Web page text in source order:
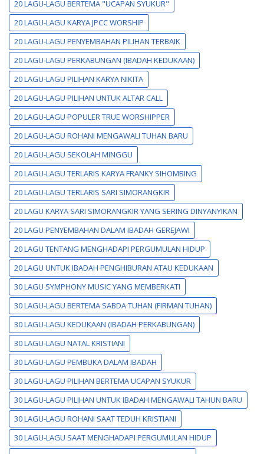
20 LAGU-LAGU BERTEMA "UCAPAN SYUKUR"
20 LAGU-LAGU KARYA JPCC WORSHIP
20 LAGU-LAGU PENYEMBAHAN PILIHAN TERBAIK
20 LAGU-LAGU PERKABUNGAN (IBADAH KEDUKAAN)
20 LAGU-LAGU PILIHAN KARYA NIKITA
20 LAGU-LAGU PILIHAN UNTUK ALTAR CALL
20 LAGU-LAGU POPULER TRUE WORSHIPPER
20 LAGU-LAGU ROHANI MENGAWALI TUHAN BARU
20 LAGU-LAGU SEKOLAH MINGGU
20 LAGU-LAGU TERLARIS KARYA FRANKY SIHOMBING
20 LAGU-LAGU TERLARIS SARI SIMORANGKIR
20 LAGU KARYA SARI SIMORANGKIR YANG SERING DINYANYIKAN
20 LAGU PENYEMBAHAN DALAM IBADAH GEREJAWI
20 LAGU TENTANG MENGHADAPI PERGUMULAN HIDUP
20 LAGU UNTUK IBADAH PENGHIBURAN ATAU KEDUKAAN
30 LAGU SYMPHONY MUSIC YANG MEMBERKATI
30 LAGU-LAGU BERTEMA SABDA TUHAN (FIRMAN TUHAN)
30 LAGU-LAGU KEDUKAAN (IBADAH PERKABUNGAN)
30 LAGU-LAGU NATAL KRISTIANI
30 LAGU-LAGU PEMBUKA DALAM IBADAH
30 LAGU-LAGU PILIHAN BERTEMA UCAPAN SYUKUR
30 LAGU-LAGU PILIHAN UNTUK IBADAH MENGAWALI TAHUN BARU
30 LAGU-LAGU ROHANI SAAT TEDUH KRISTIANI
30 LAGU-LAGU SAAT MENGHADAPI PERGUMULAN HIDUP